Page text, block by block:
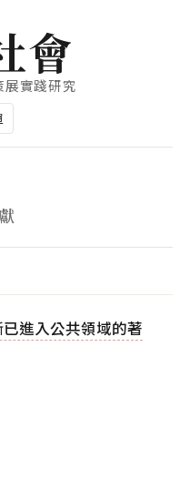
會
展實踐研究
進入公共領域的著